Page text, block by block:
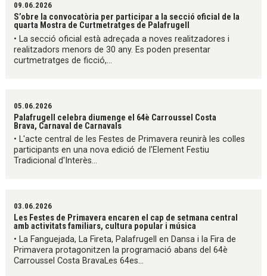
09.06.2026
S’obre la convocatòria per participar a la secció oficial de la
quarta Mostra de Curtmetratges de Palafrugell
• La secció oficial està adreçada a noves realitzadores i
realitzadors menors de 30 any. Es poden presentar
curtmetratges de ficció,...
05.06.2026
Palafrugell celebra diumenge el 64è Carroussel Costa
Brava, Carnaval de Carnavals
• L'acte central de les Festes de Primavera reunirà les colles
participants en una nova edició de l'Element Festiu
Tradicional d'Interès...
03.06.2026
Les Festes de Primavera encaren el cap de setmana central
amb activitats familiars, cultura popular i música
• La Fanguejada, La Fireta, Palafrugell en Dansa i la Fira de
Primavera protagonitzen la programació abans del 64è
Carroussel Costa BravaLes 64es...